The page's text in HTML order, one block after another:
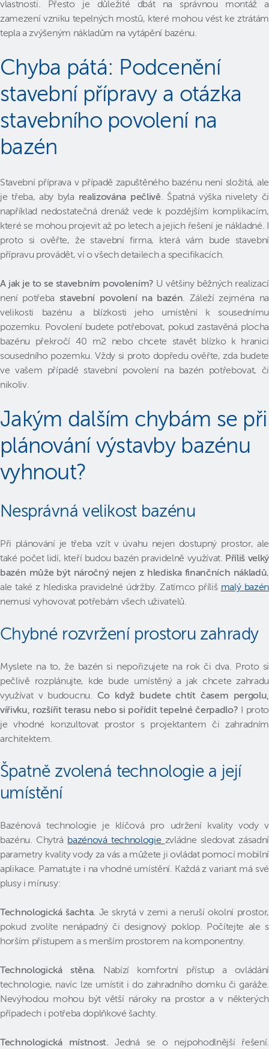
vlastnosti. Přesto je důležité dbát na správnou montáž a
zamezení vzniku tepelných mostů, které mohou vést ke ztrátám
tepla a zvýšeným nákladům na vytápění bazénu.
Chyba pátá: Podcenění
stavební přípravy a otázka
stavebního povolení na
bazén
Stavební příprava v případě zapuštěného bazénu není složitá, ale
je třeba, aby byla realizována pečlivě. Špatná výška nivelety či
například nedostatečná drenáž vede k pozdějším komplikacím,
které se mohou projevit až po letech a jejich řešení je nákladné. I
proto si ověřte, že stavební firma, která vám bude stavební
přípravu provádět, ví o všech detailech a specifikacích.
A jak je to se stavebním povolením? U většiny běžných realizací
není potřeba stavební povolení na bazén. Záleží zejména na
velikosti bazénu a blízkosti jeho umístění k sousednímu
pozemku. Povolení budete potřebovat, pokud zastavěná plocha
bazénu překročí 40 m2 nebo chcete stavět blízko k hranici
sousedního pozemku. Vždy si proto dopředu ověřte, zda budete
ve vašem případě stavební povolení na bazén potřebovat, či
nikoliv.
Jakým dalším chybám se při
plánování výstavby bazénu
vyhnout?
Nesprávná velikost bazénu
Při plánování je třeba vzít v úvahu nejen dostupný prostor, ale
také počet lidí, kteří budou bazén pravidelně využívat. Příliš velký
bazén může být náročný nejen z hlediska finančních nákladů,
ale také z hlediska pravidelné údržby. Zatímco příliš malý bazén
nemusí vyhovovat potřebám všech uživatelů.
Chybné rozvržení prostoru zahrady
Myslete na to, že bazén si nepořizujete na rok či dva. Proto si
pečlivě rozplánujte, kde bude umístěný a jak chcete zahradu
využívat v budoucnu. Co když budete chtít časem pergolu,
vířivku, rozšířit terasu nebo si pořídit tepelné čerpadlo? I proto
je vhodné konzultovat prostor s projektantem či zahradním
architektem.
Špatně zvolená technologie a její
umístění
Bazénová technologie je klíčová pro udržení kvality vody v
bazénu. Chytrá bazénová technologie zvládne sledovat zásadní
parametry kvality vody za vás a můžete ji ovládat pomocí mobilní
aplikace. Pamatujte i na vhodné umístění. Každá z variant má své
plusy i mínusy:
Technologická šachta. Je skrytá v zemi a neruší okolní prostor,
pokud zvolíte nenápadný či designový poklop. Počítejte ale s
horším přístupem a s menším prostorem na komponentny.
Technologická stěna. Nabízí komfortní přístup a ovládání
technologie, navíc lze umístit i do zahradního domku či garáže.
Nevýhodou mohou být větší nároky na prostor a v některých
případech i potřeba doplňkové šachty.
Technologická místnost. Jedná se o nejpohodlnější řešení.